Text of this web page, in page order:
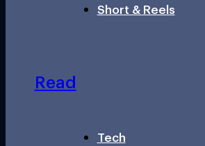
Short & Reels
Read
Tech